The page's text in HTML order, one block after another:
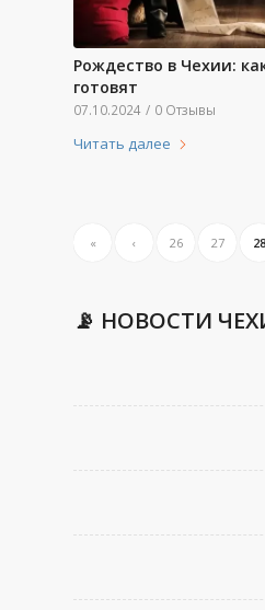
Рождество в Чехии:
готовят
07.10.2024 / 0 Отзывы
Читать далее
« ‹ 26 27 28
📡 НОВОСТИ